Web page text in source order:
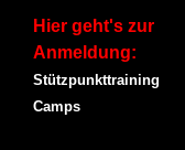
Hier geht's zur
Anmeldung:
Stützpunkttraining
Camps